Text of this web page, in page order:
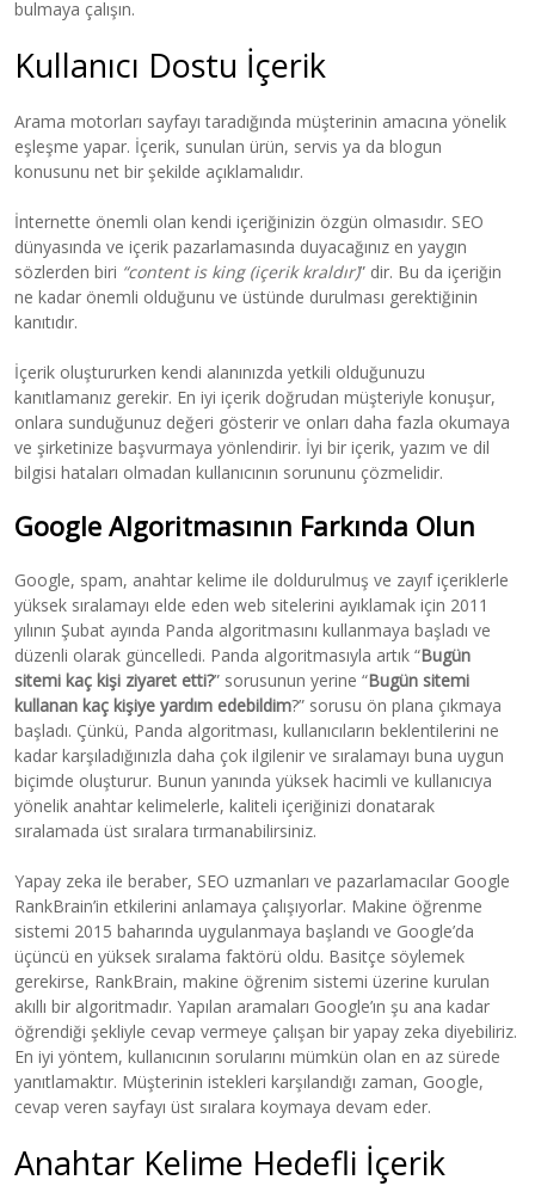
bulmaya çalışın.
Kullanıcı Dostu İçerik
Arama motorları sayfayı taradığında müşterinin amacına yönelik
eşleşme yapar. İçerik, sunulan ürün, servis ya da blogun
konusunu net bir şekilde açıklamalıdır.
İnternette önemli olan kendi içeriğinizin özgün olmasıdır. SEO
dünyasında ve içerik pazarlamasında duyacağınız en yaygın
sözlerden biri “content is king (içerik kraldır)” dir. Bu da içeriğin
ne kadar önemli olduğunu ve üstünde durulması gerektiğinin
kanıtıdır.
İçerik oluştururken kendi alanınızda yetkili olduğunuzu
kanıtlamanız gerekir. En iyi içerik doğrudan müşteriyle konuşur,
onlara sunduğunuz değeri gösterir ve onları daha fazla okumaya
ve şirketinize başvurmaya yönlendirir. İyi bir içerik, yazım ve dil
bilgisi hataları olmadan kullanıcının sorununu çözmelidir.
Google Algoritmasının Farkında Olun
Google, spam, anahtar kelime ile doldurulmuş ve zayıf içeriklerle
yüksek sıralamayı elde eden web sitelerini ayıklamak için 2011
yılının Şubat ayında Panda algoritmasını kullanmaya başladı ve
düzenli olarak güncelledi. Panda algoritmasıyla artık “Bugün
sitemi kaç kişi ziyaret etti?” sorusunun yerine “Bugün sitemi
kullanan kaç kişiye yardım edebildim?” sorusu ön plana çıkmaya
başladı. Çünkü, Panda algoritması, kullanıcıların beklentilerini ne
kadar karşıladığınızla daha çok ilgilenir ve sıralamayı buna uygun
biçimde oluşturur. Bunun yanında yüksek hacimli ve kullanıcıya
yönelik anahtar kelimelerle, kaliteli içeriğinizi donatarak
sıralamada üst sıralara tırmanabilirsiniz.
Yapay zeka ile beraber, SEO uzmanları ve pazarlamacılar Google
RankBrain’in etkilerini anlamaya çalışıyorlar. Makine öğrenme
sistemi 2015 baharında uygulanmaya başlandı ve Google’da
üçüncü en yüksek sıralama faktörü oldu. Basitçe söylemek
gerekirse, RankBrain, makine öğrenim sistemi üzerine kurulan
akıllı bir algoritmadır. Yapılan aramaları Google’ın şu ana kadar
öğrendiği şekliyle cevap vermeye çalışan bir yapay zeka diyebiliriz.
En iyi yöntem, kullanıcının sorularını mümkün olan en az sürede
yanıtlamaktır. Müşterinin istekleri karşılandığı zaman, Google,
cevap veren sayfayı üst sıralara koymaya devam eder.
Anahtar Kelime Hedefli İçerik